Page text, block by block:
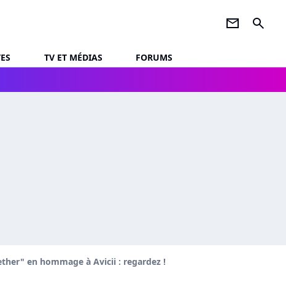
newsletter search
TV ET MÉDIAS
FORUMS
en hommage à Avicii : regardez !